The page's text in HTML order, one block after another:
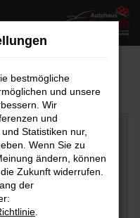
können:
deine
bestmögliche
und unsere
Wir
und
Statistiken nur,
Wenn Sie zu
ändern, können
Zukunft widerrufen.
der